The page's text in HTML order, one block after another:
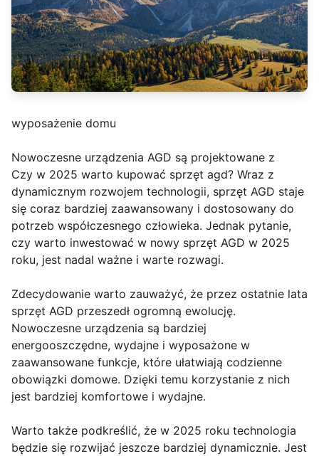
wyposażenie domu
Nowoczesne urządzenia AGD są projektowane z
Czy w 2025 warto kupować sprzęt agd? Wraz z
dynamicznym rozwojem technologii, sprzęt AGD staje
się coraz bardziej zaawansowany i dostosowany do
potrzeb współczesnego człowieka. Jednak pytanie,
czy warto inwestować w nowy sprzęt AGD w 2025
roku, jest nadal ważne i warte rozwagi.
Zdecydowanie warto zauważyć, że przez ostatnie lata
sprzęt AGD przeszedł ogromną ewolucję.
Nowoczesne urządzenia są bardziej
energooszczędne, wydajne i wyposażone w
zaawansowane funkcje, które ułatwiają codzienne
obowiązki domowe. Dzięki temu korzystanie z nich
jest bardziej komfortowe i wydajne.
Warto także podkreślić, że w 2025 roku technologia
będzie się rozwijać jeszcze bardziej dynamicznie. Jest